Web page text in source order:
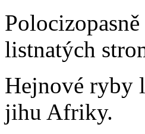
listnatých
Hejnové ryby
jihu Afriky.